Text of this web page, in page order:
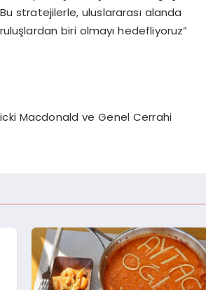
stratejilerle, uluslararası alanda
biri olmayı hedefliyoruz”
Macdonald ve Genel Cerrahi